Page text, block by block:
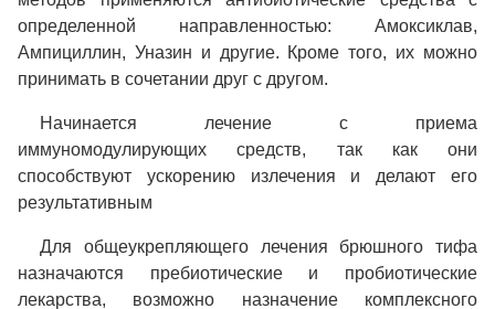
определенной направленностью: Амоксиклав,
Ампициллин, Уназин и другие. Кроме того, их можно
принимать в сочетании друг с другом.
Начинается лечение с приема
иммуномодулирующих средств, так как они
способствуют ускорению излечения и делают его
результативным
Для общеукрепляющего лечения брюшного тифа
назначаются пребиотические и пробиотические
лекарства, возможно назначение комплексного